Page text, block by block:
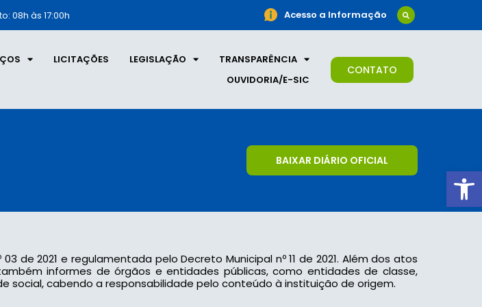
08h às 17:00h Acesso a Informação
LICITAÇÕES LEGISLAÇÃO
TRANSPARÊNCIA
OUVIDORIA/E-SIC
CONTATO
BAIXAR DIÁRIO OFICIAL
de 2021 e regulamentada pelo Decreto Municipal nº 11 de 2021. Além dos atos
informes de órgãos e entidades públicas, como entidades de classe,
social, cabendo a responsabilidade pelo conteúdo à instituição de origem.